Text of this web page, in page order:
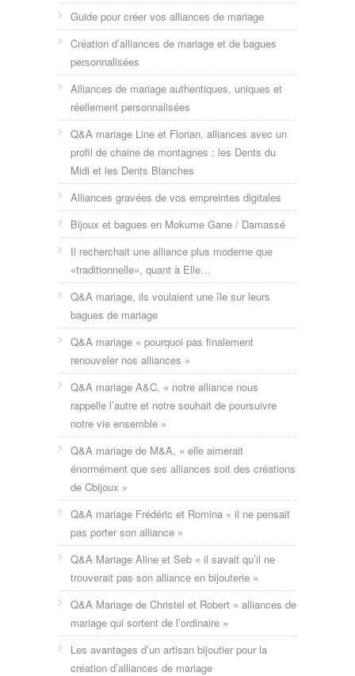
Guide pour créer vos alliances de mariage
Création d’alliances de mariage et de bagues
personnalisées
Alliances de mariage authentiques, uniques et
réellement personnalisées
Q&A mariage Line et Florian, alliances avec un
profil de chaine de montagnes : les Dents du
Midi et les Dents Blanches
Alliances gravées de vos empreintes digitales
Bijoux et bagues en Mokume Gane / Damassé
Il recherchait une alliance plus moderne que
«traditionnelle», quant à Elle…
Q&A mariage, ils voulaient une île sur leurs
bagues de mariage
Q&A mariage « pourquoi pas finalement
renouveler nos alliances »
Q&A mariage A&C, « notre alliance nous
rappelle l’autre et notre souhait de poursuivre
notre vie ensemble »
Q&A mariage de M&A, « elle aimerait
énormément que ses alliances soit des créations
de Cbijoux »
Q&A mariage Frédéric et Romina « il ne pensait
pas porter son alliance »
Q&A Mariage Aline et Seb « il savait qu’il ne
trouverait pas son alliance en bijouterie »
Q&A Mariage de Christel et Robert « alliances de
mariage qui sortent de l’ordinaire »
Les avantages d’un artisan bijoutier pour la
création d’alliances de mariage